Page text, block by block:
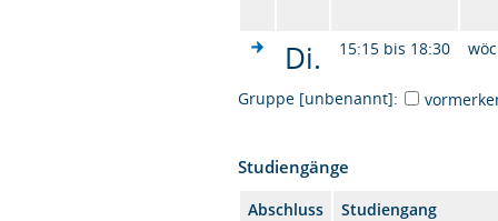
Di. 15:15 bis 18:30
Gruppe [unbenannt]:
Studiengänge
Abschluss
Studiengang